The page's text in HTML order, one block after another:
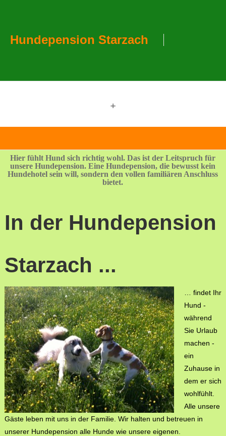
Hundepension Starzach
+
Hier fühlt Hund sich richtig wohl. Das ist der Leitspruch für
unsere Hundepension. Eine Hundepension, die bewusst kein
Hundehotel sein will, sondern den vollen familiären Anschluss
bietet.
In der Hundepension
Starzach ...
… findet Ihr
Hund -
während
Sie Urlaub
machen -
ein
Zuhause in
dem er sich
wohlfühlt.
Alle unsere
Gäste leben mit uns in der Familie. Wir halten und betreuen in
unserer Hundepension alle Hunde wie unsere eigenen.